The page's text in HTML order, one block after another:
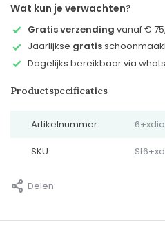
Wat kun je verwachten?
Gratis verzending vanaf €
Jaarlijkse gratis
Dagelijks bereikbaar via
Productspecificaties
Artikelnummer
SKU
Delen